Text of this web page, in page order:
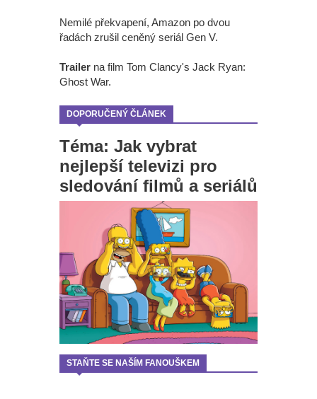
Nemilé překvapení, Amazon po dvou
řadách zrušil ceněný seriál Gen V.
Trailer na film Tom Clancy's Jack Ryan:
Ghost War.
DOPORUČENÝ ČLÁNEK
Téma: Jak vybrat
nejlepší televizi pro
sledování filmů a seriálů
STAŇTE SE NAŠÍM FANOUŠKEM